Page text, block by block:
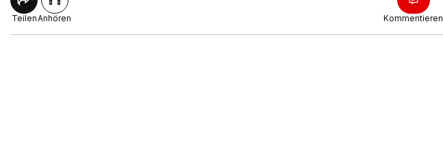
TeilenAnhören Kommentieren